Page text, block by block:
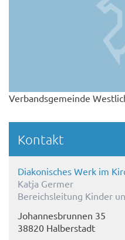
Verbandsgemeinde
Kontakt
Diakonisches Werk im
Katja Germer
Bereichsleitung Kinder
Johannesbrunnen 35
38820 Halberstadt